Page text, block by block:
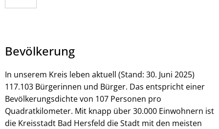
Bevölkerung
In unserem Kreis leben aktuell (Stand: 30. Juni 2025)
117.103 Bürgerinnen und Bürger. Das entspricht einer
Bevölkerungsdichte von 107 Personen pro
Quadratkilometer. Mit knapp über 30.000 Einwohnern ist
die Kreisstadt Bad Hersfeld die Stadt mit den meisten